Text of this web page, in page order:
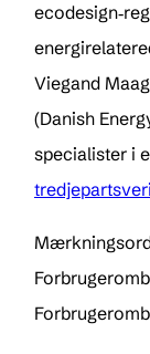
Viegand
(Danish
specialister i